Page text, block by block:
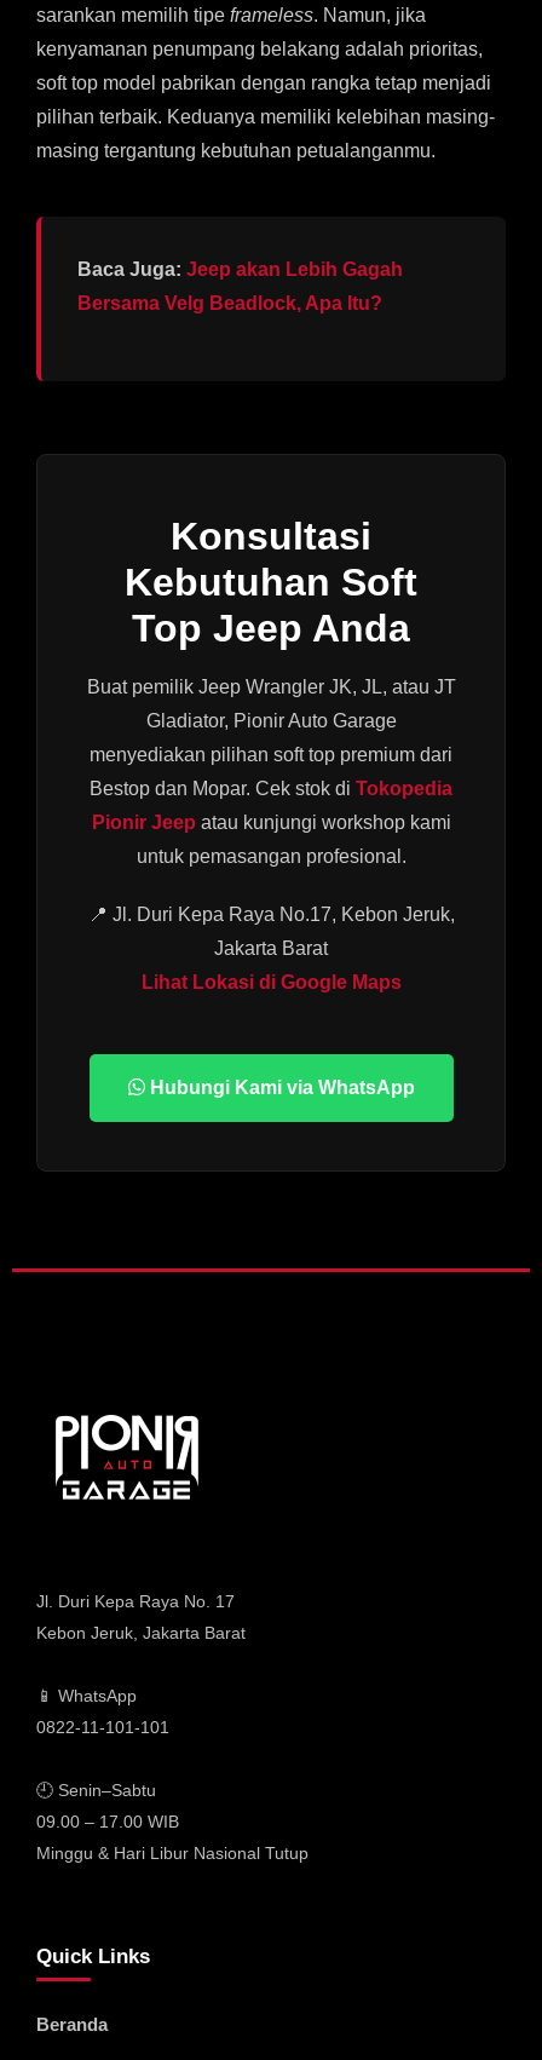
sarankan memilih tipe frameless. Namun, jika
kenyamanan penumpang belakang adalah prioritas,
soft top model pabrikan dengan rangka tetap menjadi
pilihan terbaik. Keduanya memiliki kelebihan masing-
masing tergantung kebutuhan petualanganmu.
Baca Juga: Jeep akan Lebih Gagah
Bersama Velg Beadlock, Apa Itu?
Konsultasi
Kebutuhan Soft
Top Jeep Anda
Buat pemilik Jeep Wrangler JK, JL, atau JT
Gladiator, Pionir Auto Garage
menyediakan pilihan soft top premium dari
Bestop dan Mopar. Cek stok di Tokopedia
Pionir Jeep atau kunjungi workshop kami
untuk pemasangan profesional.
📍 Jl. Duri Kepa Raya No.17, Kebon Jeruk,
Jakarta Barat
Lihat Lokasi di Google Maps
Hubungi Kami via WhatsApp
Jl. Duri Kepa Raya No. 17
Kebon Jeruk, Jakarta Barat
📱 WhatsApp
0822-11-101-101
🕘 Senin–Sabtu
09.00 – 17.00 WIB
Minggu & Hari Libur Nasional Tutup
Quick Links
Beranda